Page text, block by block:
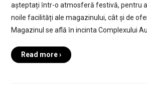
așteptați ȋntr-o atmosferă festivă, pentru
noile facilități ale magazinului, cât și de
Magazinul se află ȋn incinta Complexului
Read more ›